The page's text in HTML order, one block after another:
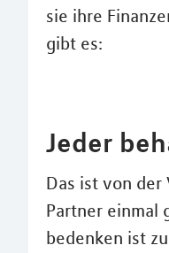
sie ihre
gibt es:
Jeder
Das ist von der
Partner einmal
bedenken ist